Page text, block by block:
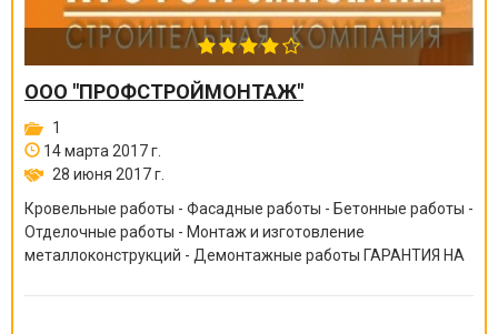
ООО "ПРОФСТРОЙМОНТАЖ"
1
14 марта 2017 г.
28 июня 2017 г.
Кровельные работы - Фасадные работы - Бетонные работы -
Отделочные работы - Монтаж и изготовление
металлоконструкций - Демонтажные работы ГАРАНТИЯ НА